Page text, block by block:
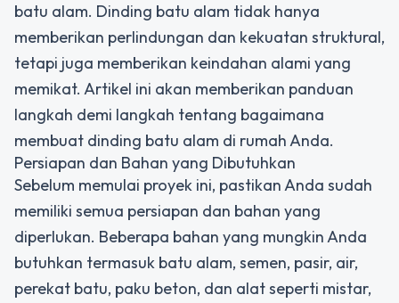
batu alam. Dinding batu alam tidak hanya
memberikan perlindungan dan kekuatan struktural,
tetapi juga memberikan keindahan alami yang
memikat. Artikel ini akan memberikan panduan
langkah demi langkah tentang bagaimana
membuat dinding batu alam di rumah Anda.
Persiapan dan Bahan yang Dibutuhkan
Sebelum memulai proyek ini, pastikan Anda sudah
memiliki semua persiapan dan bahan yang
diperlukan. Beberapa bahan yang mungkin Anda
butuhkan termasuk batu alam, semen, pasir, air,
perekat batu, paku beton, dan alat seperti mistar,